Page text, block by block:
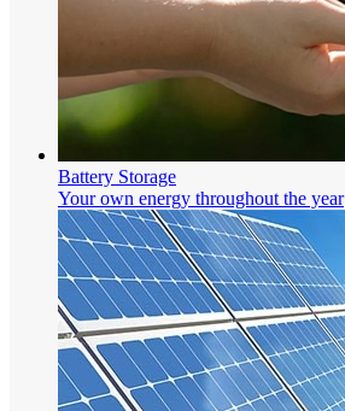
Battery Storage
Your own energy throughout the year